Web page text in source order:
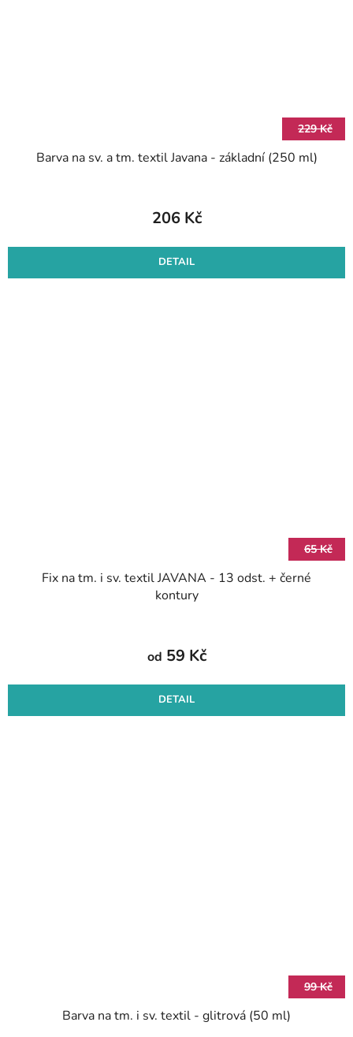
229 Kč
Barva na sv. a tm. textil Javana - základní (250 ml)
206 Kč
DETAIL
65 Kč
Fix na tm. i sv. textil JAVANA - 13 odst. + černé
kontury
od 59 Kč
DETAIL
99 Kč
Barva na tm. i sv. textil - glitrová (50 ml)